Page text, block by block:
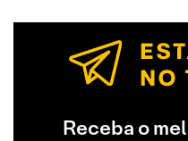
Receba o